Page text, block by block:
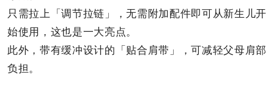
只需拉上「调节拉链」，无需附加配件即可从新生儿开
始使用，这也是一大亮点。
此外，带有缓冲设计的「贴合肩带」，可减轻父母肩部
负担。